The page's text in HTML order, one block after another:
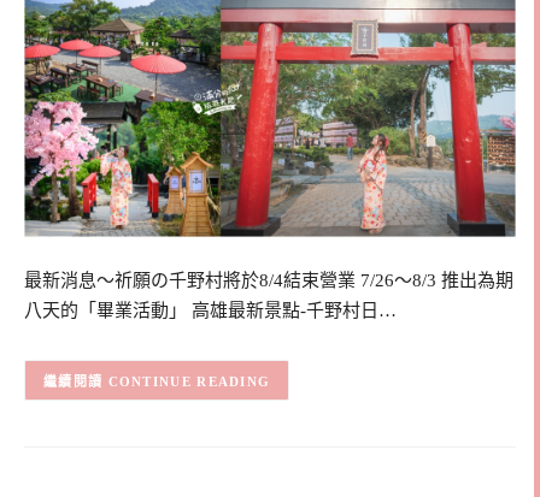
最新消息～祈願の千野村將於8/4結束營業 7/26～8/3 推出為期
八天的「畢業活動」 高雄最新景點-千野村日…
CONTINUE READING